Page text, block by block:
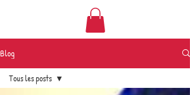
Blog
Tous les posts